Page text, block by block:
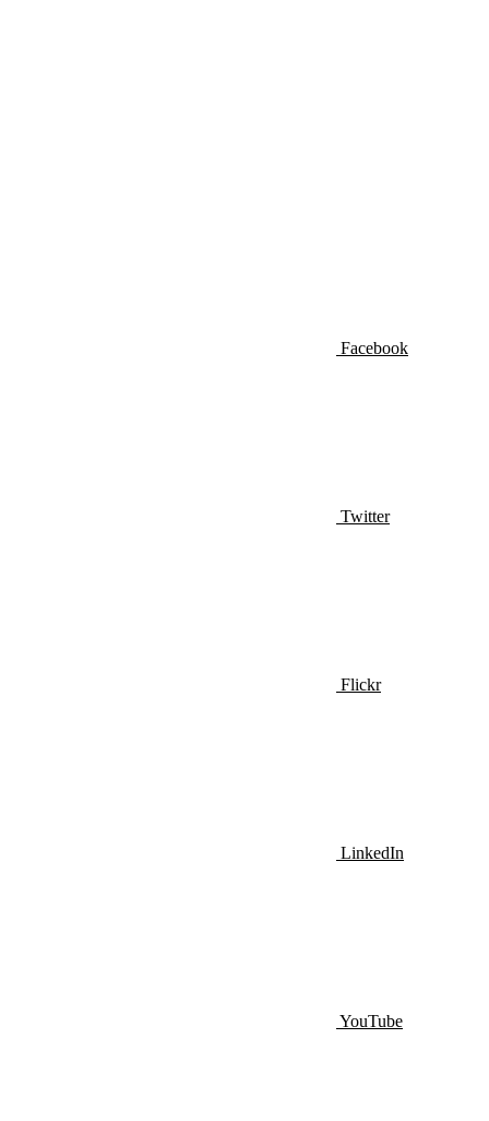
Facebook
Twitter
Flickr
LinkedIn
YouTube